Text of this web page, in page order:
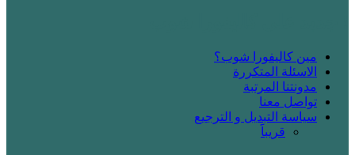
مين كاليفورا شوب؟
الاسئلة المتكررة
مدونتنا المرتبة
تواصل معنا
سياسة التبديل و الترجيع
قريباََ